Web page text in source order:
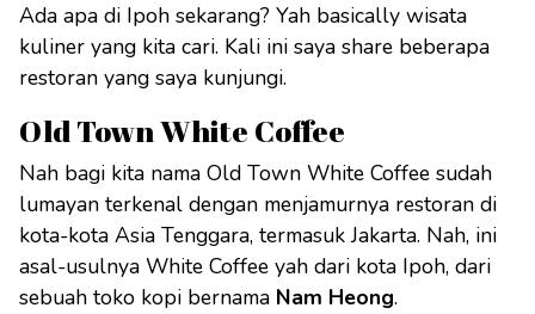
Ada apa di Ipoh sekarang? Yah basically wisata
kuliner yang kita cari. Kali ini saya share beberapa
restoran yang saya kunjungi.
Old Town White Coffee
Nah bagi kita nama Old Town White Coffee sudah
lumayan terkenal dengan menjamurnya restoran di
kota-kota Asia Tenggara, termasuk Jakarta. Nah, ini
asal-usulnya White Coffee yah dari kota Ipoh, dari
sebuah toko kopi bernama Nam Heong.